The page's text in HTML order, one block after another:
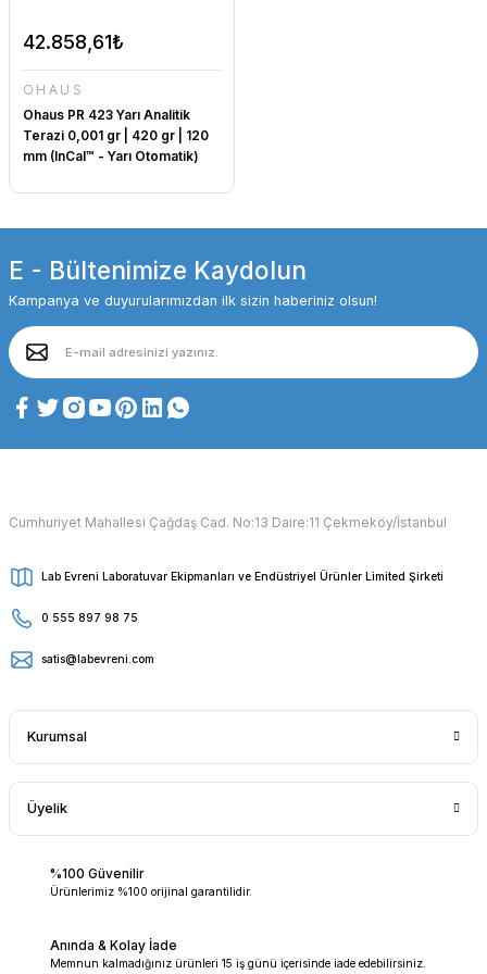
42.858,61₺
OHAUS
Ohaus PR 423 Yarı Analitik
Terazi 0,001 gr | 420 gr | 120
mm (InCal™ - Yarı Otomatik)
E - Bültenimize Kaydolun
Kampanya ve duyurularımızdan ilk sizin haberiniz olsun!
Cumhuriyet Mahallesi Çağdaş Cad. No:13 Daire:11 Çekmeköy/İstanbul
Lab Evreni Laboratuvar Ekipmanları ve Endüstriyel Ürünler Limited Şirketi
0 555 897 98 75
satis@labevreni.com
Kurumsal
Üyelik
%100 Güvenilir
Ürünlerimiz %100 orijinal garantilidir.
Anında & Kolay İade
Memnun kalmadığınız ürünleri 15 iş günü içerisinde iade edebilirsiniz.